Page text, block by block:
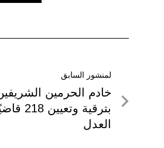
تصفّح
المقالات
لمنشور السابق
لمنشور
السابق
خادم الحرمين
بترقية
العدل